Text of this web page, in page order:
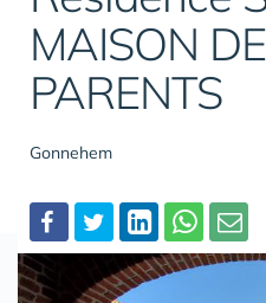
MAISON
PARENTS
Gonnehem
Partager